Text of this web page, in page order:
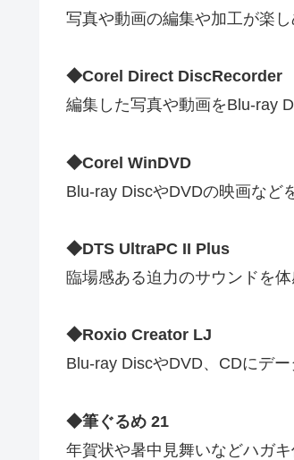
写真や動画の編集や加工が楽し
◆Corel Direct DiscRecorder
編集した写真や動画をBlu-ray
◆Corel WinDVD
Blu-ray DiscやDVDの映画など
◆DTS UltraPC II Plus
臨場感ある迫力のサウンドを体
◆Roxio Creator LJ
Blu-ray DiscやDVD、CDにデー
◆筆ぐるめ 21
年賀状や暑中見舞いなどハガキ